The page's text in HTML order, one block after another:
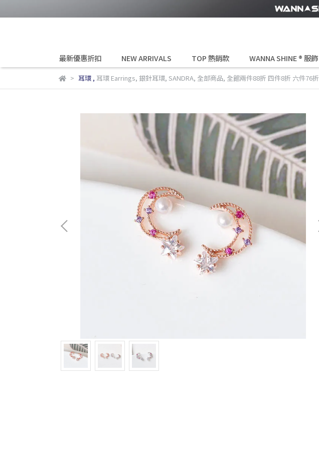
最新優惠折扣 NEW ARRIVALS TOP 熱銷款 WANNA SHINE ® 服飾
耳環, 耳環 Earrings, 銀針耳環, SANDRA, 全部商品, 全館兩件88折 四件8折 六件76折